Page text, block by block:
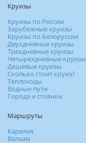
Круизы
Круизы по России
Зарубежные круизы
Круизы по Белоруссии
Двухдневные круизы
Трехдневные круизы
Четырехдневные круизы
Дешевые круизы
Сколько стоит круиз?
Теплоходы
Водные пути
Города и стоянки
Маршруты
Карелия
Валаам